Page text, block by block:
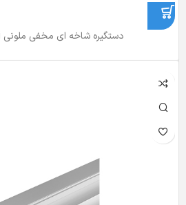
دستگیره شاخه ای مخفی ملونی Melloni مدل 7002